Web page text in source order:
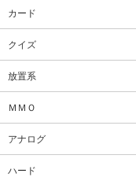
カード
クイズ
放置系
ＭＭＯ
アナログ
ハード